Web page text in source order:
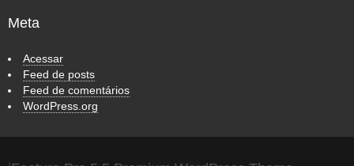
Meta
Acessar
Feed de posts
Feed de comentários
WordPress.org